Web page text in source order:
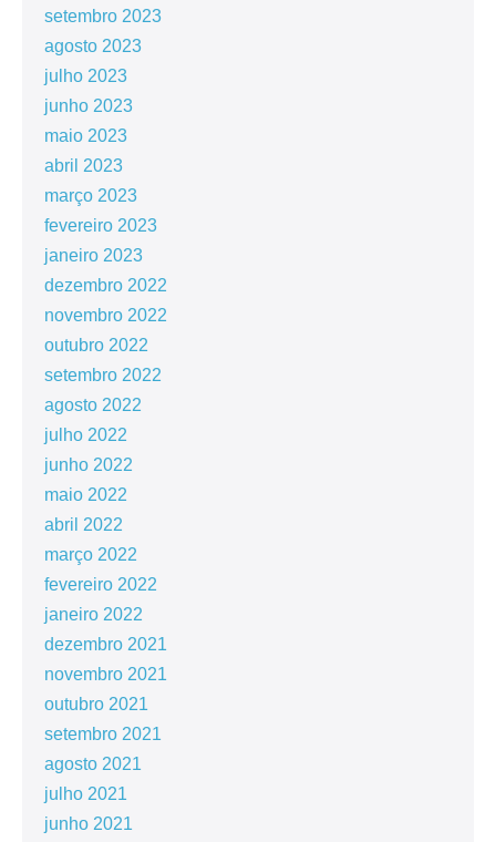
setembro 2023
agosto 2023
julho 2023
junho 2023
maio 2023
abril 2023
março 2023
fevereiro 2023
janeiro 2023
dezembro 2022
novembro 2022
outubro 2022
setembro 2022
agosto 2022
julho 2022
junho 2022
maio 2022
abril 2022
março 2022
fevereiro 2022
janeiro 2022
dezembro 2021
novembro 2021
outubro 2021
setembro 2021
agosto 2021
julho 2021
junho 2021